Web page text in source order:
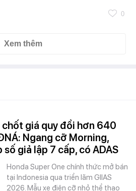
0
Xem thêm
chốt giá quy đổi hơn 640
Ngang cỡ Morning,
giả lập 7 cấp, có ADAS
Honda Super One chính thức mở bán
tại Indonesia qua triển lãm GIIAS
2026. Mẫu xe điện cỡ nhỏ thể thao